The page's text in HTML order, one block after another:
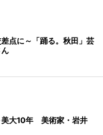
点に～「踊る。秋田」芸
美大10年 美術家・岩井